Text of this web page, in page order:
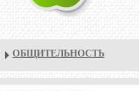
ОБЩИТЕЛЬНОСТЬ